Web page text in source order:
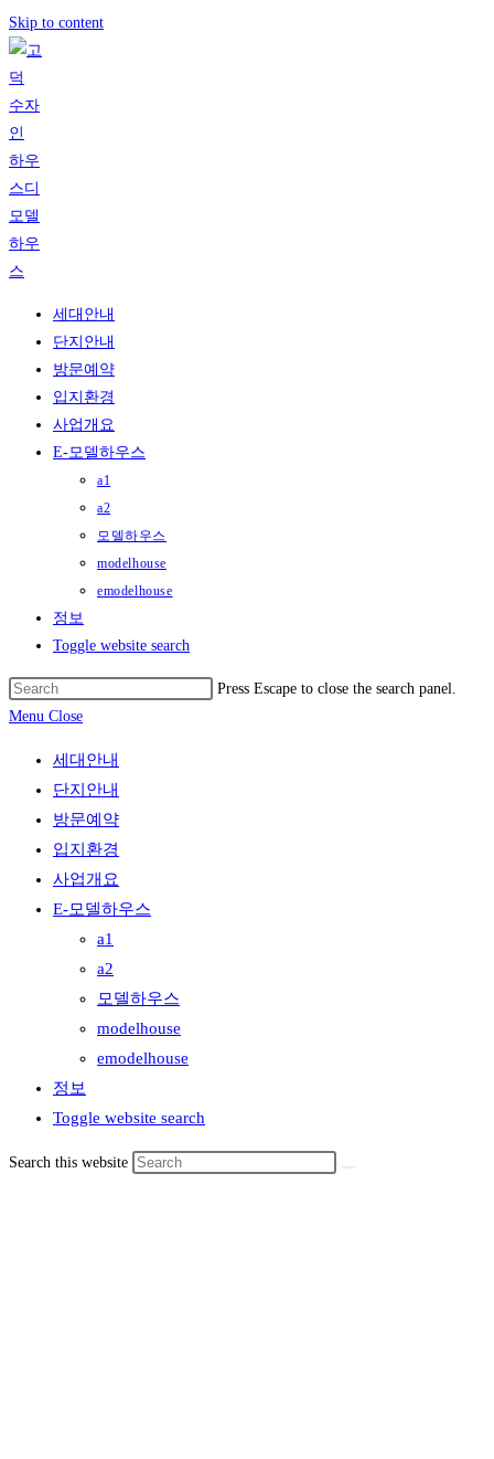
Skip to content
세대안내
단지안내
방문예약
입지환경
사업개요
E-모델하우스
a1
a2
모델하우스
modelhouse
emodelhouse
정보
Toggle website search
Press Escape to close the search panel.
Menu Close
세대안내
단지안내
방문예약
입지환경
사업개요
E-모델하우스
a1
a2
모델하우스
modelhouse
emodelhouse
정보
Toggle website search
Search this website